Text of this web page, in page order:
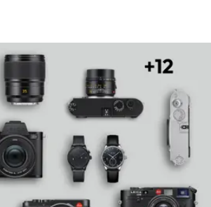
montre l’image telle qu’elle
en fonction de l’objectif utilisé,
la distance de mise au point.
effectués sur l’appareil sont
sans qu’il soit nécessaire
de l’œil. Pour une maîtrise
la mise au point et une grande
créative des images.